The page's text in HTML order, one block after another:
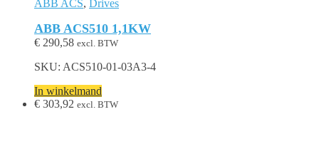
ABB ACS, Drives
ABB ACS510 1,1KW
€ 290,58 excl. BTW
SKU: ACS510-01-03A3-4
In winkelmand
€ 303,92 excl. BTW